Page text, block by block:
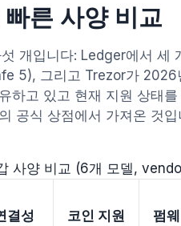
른 사양 비교
개입니다: Ledger에서 세
5), 그리고 Trezor가 2026
하고 있고 현재 지원 상태
공식 상점에서 가져온 것
사양 비교 (6개 모델,
결성 코인 지원 펌